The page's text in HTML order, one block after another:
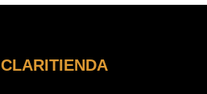
CLARITIENDA